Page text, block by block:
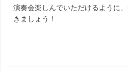
演奏会楽しんでいただけるように
きましょう！